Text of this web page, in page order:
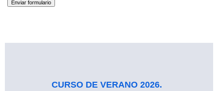
CURSO DE VERANO 2026.